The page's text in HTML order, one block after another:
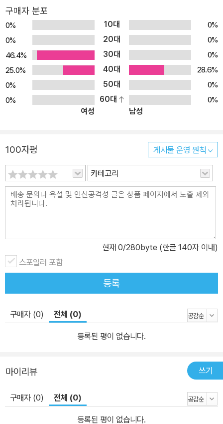
구매자 분포
0% 10대
0%
0%
20대
0%
46.4%
30대
0%
25.0%
40대
28.6%
0%
50대
0%
0%
60대
0%
여성
남성
100자평 게시물 운영 원칙
카테고리
현재 0/280byte (한글 140자 이내)
스포일러 포함
등록
구매자 (0) 전체 (0)
등록된 평이 없습니다.
마이리뷰 쓰기
구매자 (0) 전체 (0)
등록된 평이 없습니다.